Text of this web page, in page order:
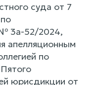
суда от 7
3а-52/2024,
апелляционным
по
юрисдикции от